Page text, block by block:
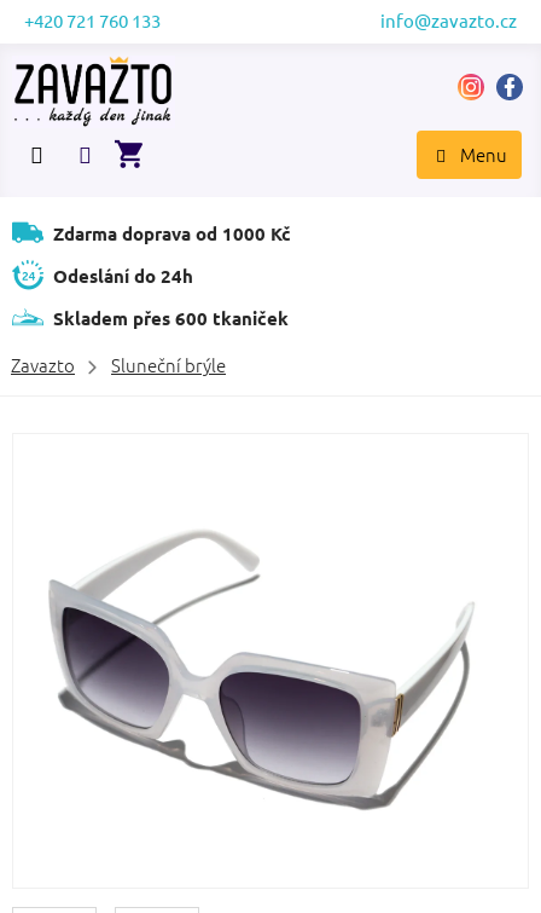
Přejít
obsah
+420 721 760 133 info@zavazto.cz
NÁKUPNÍ
Zdarma doprava od 1000 Kč
Odeslání do 24h
Skladem přes 600 tkaniček
Zavazto Sluneční brýle